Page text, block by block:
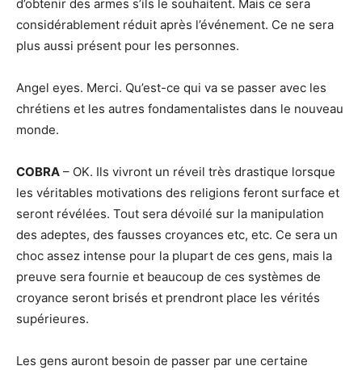
d’obtenir des armes s’ils le souhaitent. Mais ce sera
considérablement réduit après l’événement. Ce ne sera
plus aussi présent pour les personnes.
Angel eyes. Merci. Qu’est-ce qui va se passer avec les
chrétiens et les autres fondamentalistes dans le nouveau
monde.
COBRA – OK. Ils vivront un réveil très drastique lorsque
les véritables motivations des religions feront surface et
seront révélées. Tout sera dévoilé sur la manipulation
des adeptes, des fausses croyances etc, etc. Ce sera un
choc assez intense pour la plupart de ces gens, mais la
preuve sera fournie et beaucoup de ces systèmes de
croyance seront brisés et prendront place les vérités
supérieures.
Les gens auront besoin de passer par une certaine